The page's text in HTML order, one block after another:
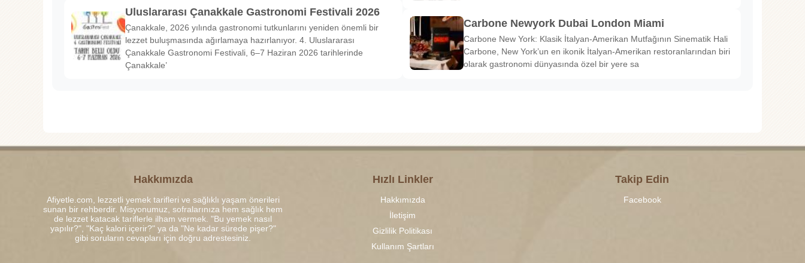
Uluslararası Çanakkale Gastronomi Festivali 2026
Çanakkale, 2026 yılında gastronomi tutkunlarını yeniden önemli bir
lezzet buluşmasında ağırlamaya hazırlanıyor. 4. Uluslararası
Çanakkale Gastronomi Festivali, 6–7 Haziran 2026 tarihlerinde
Çanakkale’
Carbone Newyork Dubai London Miami
Carbone New York: Klasik İtalyan-Amerikan Mutfağının Sinematik Hali
Carbone, New York’un en ikonik İtalyan-Amerikan restoranlarından biri
olarak gastronomi dünyasında özel bir yere sa
Hakkımızda
Afiyetle.com, lezzetli yemek tarifleri ve sağlıklı yaşam önerileri
sunan bir rehberdir. Misyonumuz, sofralarınıza hem sağlık hem
de lezzet katacak tariflerle ilham vermek. "Bu yemek nasıl
yapılır?", "Kaç kalori içerir?" ya da "Ne kadar sürede pişer?"
gibi soruların cevapları için doğru adrestesiniz.
Hızlı Linkler
Hakkımızda
İletişim
Gizlilik Politikası
Kullanım Şartları
Takip Edin
Facebook